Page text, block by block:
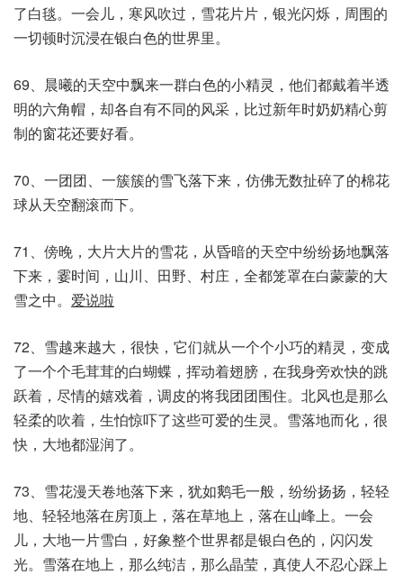
了白毯。一会儿，寒风吹过，雪花片片，银光闪烁，周围的
一切顿时沉浸在银白色的世界里。
69、晨曦的天空中飘来一群白色的小精灵，他们都戴着半透
明的六角帽，却各自有不同的风采，比过新年时奶奶精心剪
制的窗花还要好看。
70、一团团、一簇簇的雪飞落下来，仿佛无数扯碎了的棉花
球从天空翻滚而下。
71、傍晚，大片大片的雪花，从昏暗的天空中纷纷扬地飘落
下来，霎时间，山川、田野、村庄，全都笼罩在白蒙蒙的大
雪之中。 爱说啦
72、雪越来越大，很快，它们就从一个个小巧的精灵，变成
了一个个毛茸茸的白蝴蝶，挥动着翅膀，在我身旁欢快的跳
跃着，尽情的嬉戏着，调皮的将我团团围住。北风也是那么
轻柔的吹着，生怕惊吓了这些可爱的生灵。雪落地而化，很
快，大地都湿润了。
73、雪花漫天卷地落下来，犹如鹅毛一般，纷纷扬扬，轻轻
地、轻轻地落在房顶上，落在草地上，落在山峰上。一会
儿，大地一片雪白，好象整个世界都是银白色的，闪闪发
光。雪落在地上，那么纯洁，那么晶莹，真使人不忍心踩上